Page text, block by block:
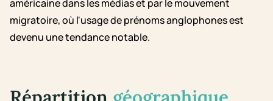
américaine dans les médias et par le mouvement
migratoire, où l'usage de prénoms anglophones est
devenu une tendance notable.